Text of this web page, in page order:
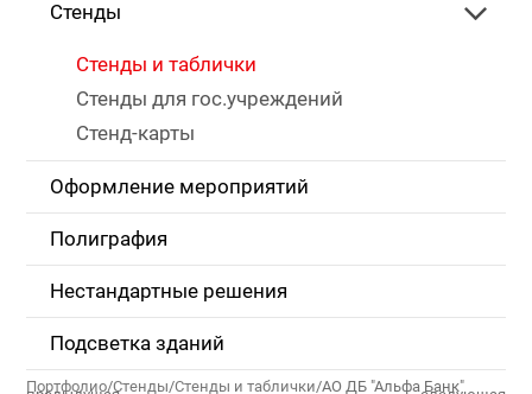
Стенды
Стенды и таблички
Стенды для гос.учреждений
Стенд-карты
Оформление мероприятий
Полиграфия
Нестандартные решения
Подсветка зданий
Портфолио/Стенды/Стенды и таблички/АО ДБ "Альфа Банк"